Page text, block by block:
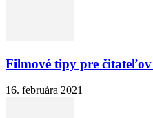
Filmové tipy pre
16. februára 2021